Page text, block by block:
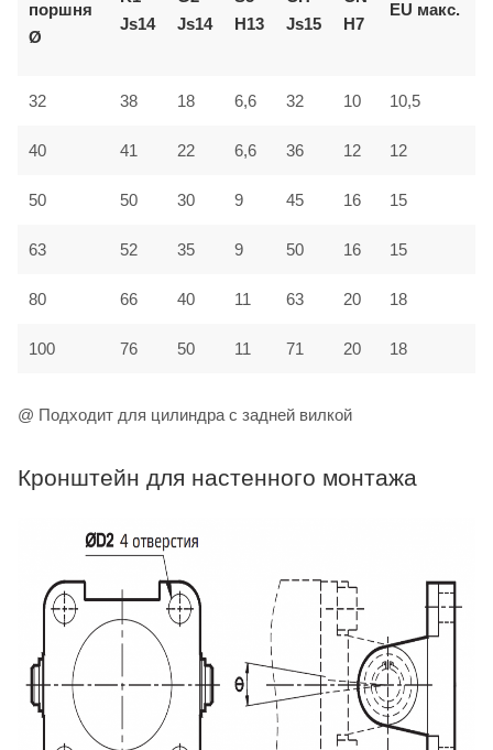
поршня
Ø
Js14
Js14
H13
Js15
H7
EU макс.
32 38 18 6,6 32 10 10,5
40 41 22 6,6 36 12 12
50 50 30 9 45 16 15
63 52 35 9 50 16 15
80 66 40 11 63 20 18
100 76 50 11 71 20 18
@ Подходит для цилиндра с задней вилкой
Кронштейн для настенного монтажа